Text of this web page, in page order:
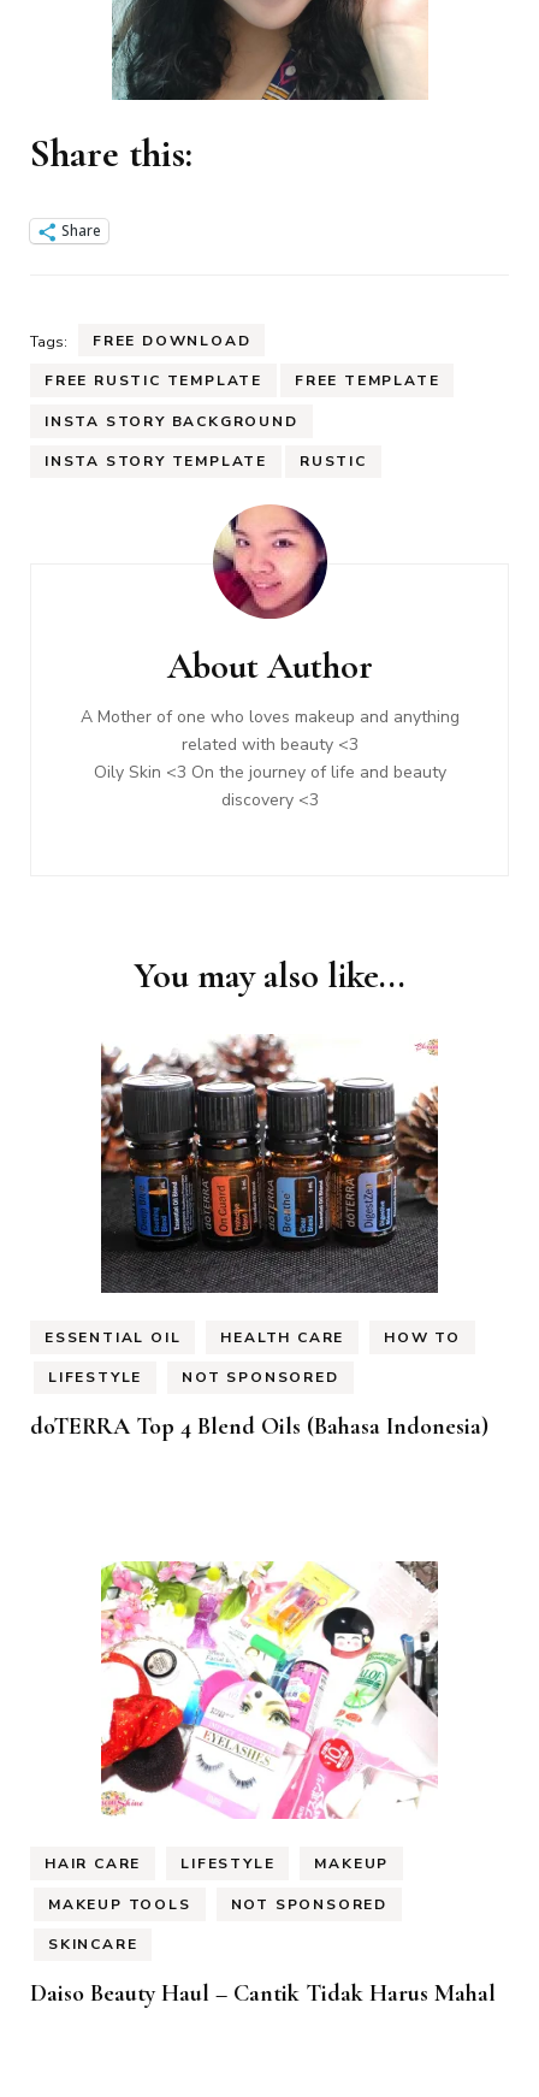
Share this:
Share
Tags: FREE DOWNLOAD
FREE RUSTIC TEMPLATE FREE TEMPLATE
INSTA STORY BACKGROUND
INSTA STORY TEMPLATE RUSTIC
About Author
A Mother of one who loves makeup and anything
related with beauty <3
Oily Skin <3 On the journey of life and beauty
discovery <3
You may also like...
ESSENTIAL OIL HEALTH CARE HOW TO
LIFESTYLE NOT SPONSORED
doTERRA Top 4 Blend Oils (Bahasa Indonesia)
HAIR CARE LIFESTYLE MAKEUP
MAKEUP TOOLS NOT SPONSORED
SKINCARE
Daiso Beauty Haul – Cantik Tidak Harus Mahal